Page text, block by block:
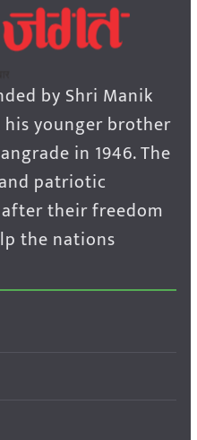
by Shri Manik
his younger brother
in 1946. The
patriotic
their freedom
the nations